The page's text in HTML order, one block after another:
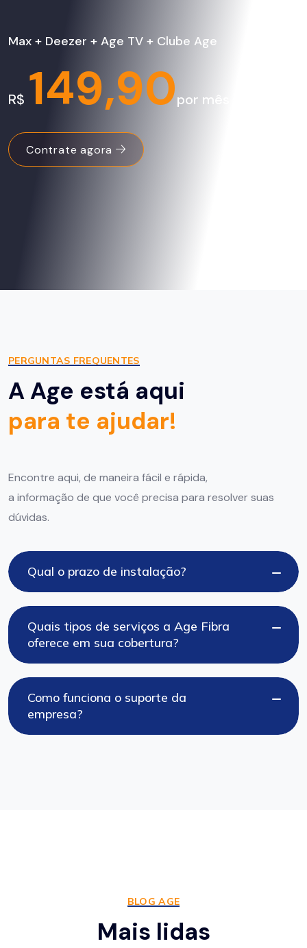
Max + Deezer + Age TV + Clube Age
R$ 149,90por mês
Contrate agora
PERGUNTAS FREQUENTES
A Age está aqui
para te ajudar!
Encontre aqui, de maneira fácil e rápida,
a informação de que você precisa para resolver suas
dúvidas.
Qual o prazo de instalação?
Quais tipos de serviços a Age Fibra
oferece em sua cobertura?
Como funciona o suporte da
empresa?
BLOG AGE
Mais lidas